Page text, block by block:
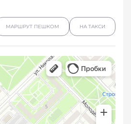
МАРШРУТ ПЕШКОМ НА ТАКСИ